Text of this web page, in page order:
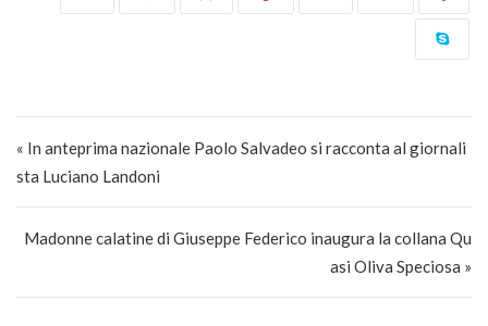
« In anteprima nazionale Paolo Salvadeo si racconta al giornali
sta Luciano Landoni
Madonne calatine di Giuseppe Federico inaugura la collana Qu
asi Oliva Speciosa »